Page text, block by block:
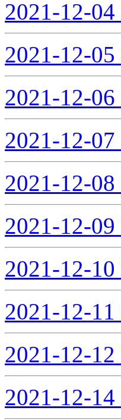
2021-12-04
2021-12-05
2021-12-06
2021-12-07
2021-12-08
2021-12-09
2021-12-10
2021-12-11
2021-12-12
2021-12-14